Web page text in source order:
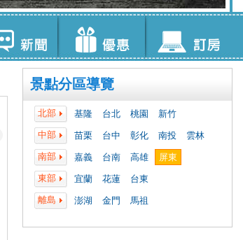
景點分區導覽
北部 基隆 台北 桃園
新竹
中部
苗栗 台中 彰化 南投
雲林
南部
嘉義 台南 高雄
屏東
東部
宜蘭 花蓮
台東
離島
澎湖 金門 馬祖